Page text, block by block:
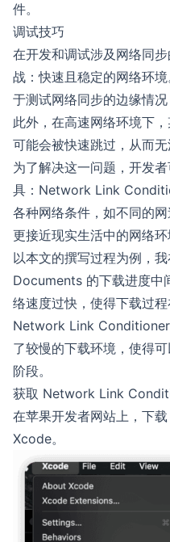
件。
调试技巧
在开发和调试涉及网络同
战：快速且稳定的网络环
于测试网络同步的边缘情
此外，在高速网络环境下
可能会被快速跳过，从而无
为了解决这一问题，开发
具：Network Link
各种网络条件，如不同的
更接近现实生活中的网络环
以本文的撰写过程为例，
Documents 的下载进度中
络速度过快，使得下载过
Network Link Conditioner
了较慢的下载环境，使得
阶段。
获取 Network Link
在苹果开发者网站上，下
Xcode。